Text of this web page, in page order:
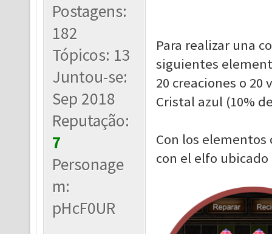
Postagens:
182
Tópicos: 13
Juntou-se:
Sep 2018
Reputação:
7
Personage
m:
pHcF0UR
Para realizar una
siguientes
20 creaciones o 20
Cristal azul (10%
Con los
con el elfo ubicado